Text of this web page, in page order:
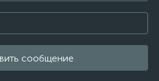
сообщение